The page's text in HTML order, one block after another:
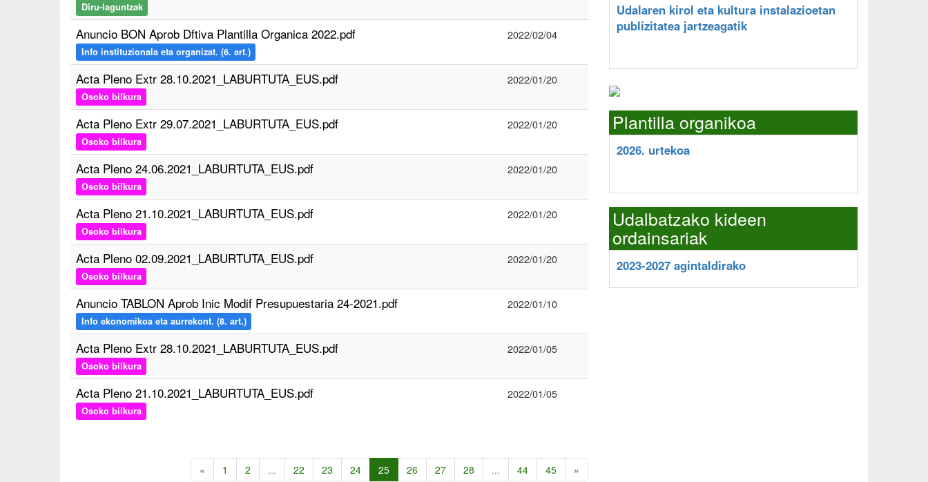
Diru-laguntzak
Anuncio BON Aprob Dftiva Plantilla Organica 2022.pdf
Info instituzionala eta organizat. (6. art.)
2022/02/04
Acta Pleno Extr 28.10.2021_LABURTUTA_EUS.pdf
Osoko bilkura
2022/01/20
Acta Pleno Extr 29.07.2021_LABURTUTA_EUS.pdf
Osoko bilkura
2022/01/20
Acta Pleno 24.06.2021_LABURTUTA_EUS.pdf
Osoko bilkura
2022/01/20
Acta Pleno 21.10.2021_LABURTUTA_EUS.pdf
Osoko bilkura
2022/01/20
Acta Pleno 02.09.2021_LABURTUTA_EUS.pdf
Osoko bilkura
2022/01/20
Anuncio TABLON Aprob Inic Modif Presupuestaria 24-2021.pdf
Info ekonomikoa eta aurrekont. (8. art.)
2022/01/10
Acta Pleno Extr 28.10.2021_LABURTUTA_EUS.pdf
Osoko bilkura
2022/01/05
Acta Pleno 21.10.2021_LABURTUTA_EUS.pdf
Osoko bilkura
2022/01/05
« 1 2 ... 22 23 24 25 26 27 28 ... 44 45 »
Udalaren kirol eta kultura instalazioetan
publizitatea jartzeagatik
Plantilla organikoa
2026. urtekoa
Udalbatzako kideen
ordainsariak
2023-2027 agintaldirako